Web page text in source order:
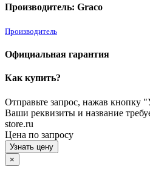
Производитель: Graco
Производитель
Официальная гарантия
Как купить?
Отправьте запрос, нажав кнопку
Ваши реквизиты и название
store.ru
Цена по запросу
Узнать цену
×